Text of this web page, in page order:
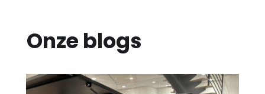
Onze blogs